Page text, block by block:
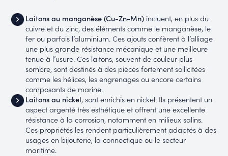
Laitons au manganèse (Cu-Zn-Mn)incluent, en plus du
cuivre et du zinc, des éléments comme le manganèse, le
fer ou parfois l’aluminium. Ces ajouts confèrent à l’alliage
une plus grande résistance mécanique et une meilleure
tenue à l’usure. Ces laitons, souvent de couleur plus
sombre, sont destinés à des pièces fortement sollicitées
comme les hélices, les engrenages ou encore certains
composants de marine.
Laitons au nickel, sont enrichis en nickel. Ils présentent un
aspect argenté très esthétique et offrent une excellente
résistance à la corrosion, notamment en milieux salins.
Ces propriétés les rendent particulièrement adaptés à des
usages en bijouterie, la connectique ou le secteur
maritime.